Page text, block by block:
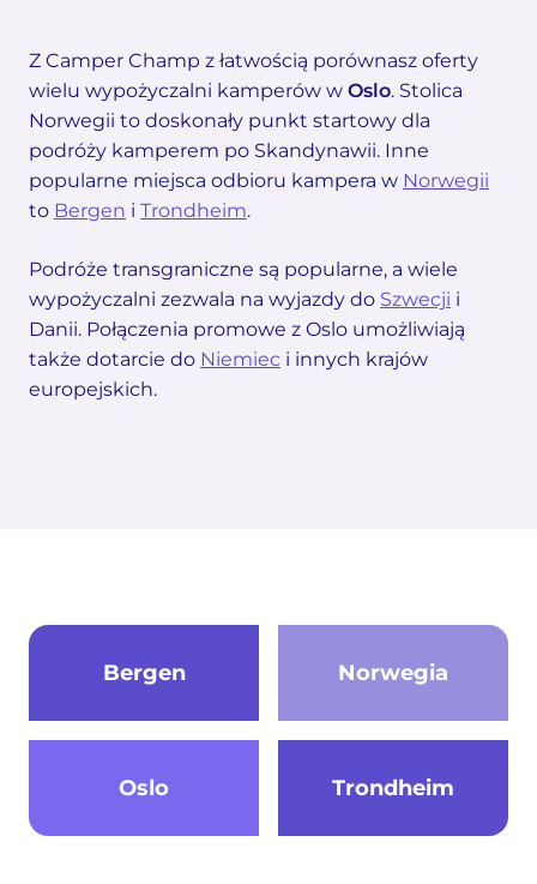
Z Camper Champ z łatwością porównasz oferty
wielu wypożyczalni kamperów w Oslo. Stolica
Norwegii to doskonały punkt startowy dla
podróży kamperem po Skandynawii. Inne
popularne miejsca odbioru kampera w Norwegii
to Bergen i Trondheim.
Podróże transgraniczne są popularne, a wiele
wypożyczalni zezwala na wyjazdy do Szwecji i
Danii. Połączenia promowe z Oslo umożliwiają
także dotarcie do Niemiec i innych krajów
europejskich.
Bergen Norwegia
Oslo Trondheim